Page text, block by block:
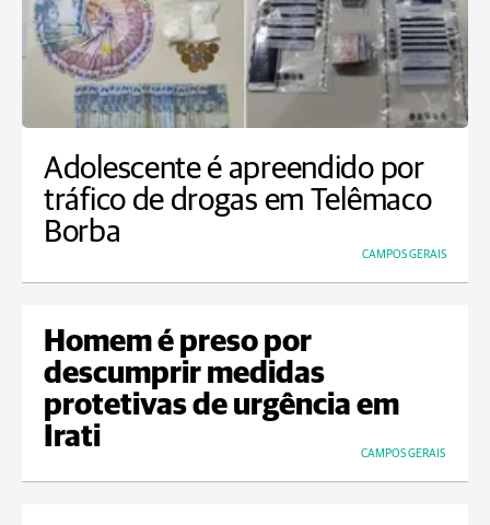
Adolescente é apreendido por
tráfico de drogas em Telêmaco
Borba
CAMPOS GERAIS
Homem é preso por
descumprir medidas
protetivas de urgência em
Irati
CAMPOS GERAIS